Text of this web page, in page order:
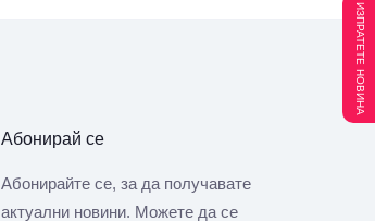
ИЗПРАТЕТЕ НОВИНА
Абонирай се
Абонирайте се, за да получавате
актуални новини. Можете да се